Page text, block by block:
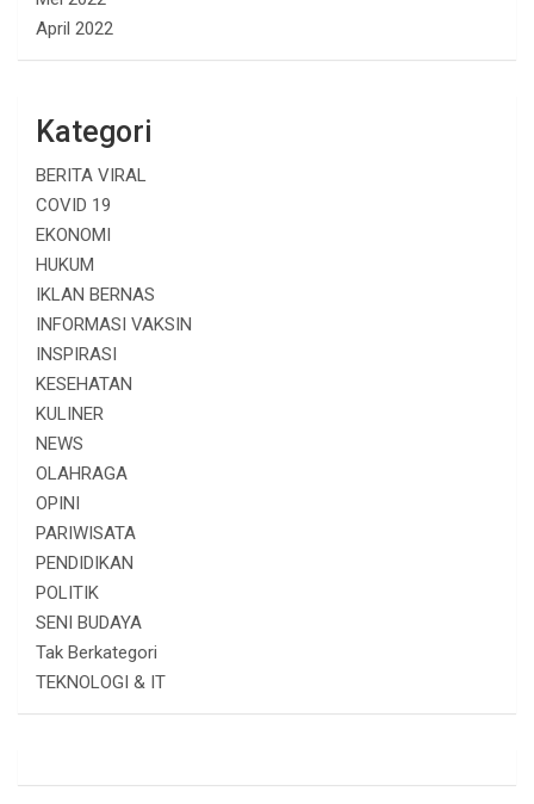
April 2022
Kategori
BERITA VIRAL
COVID 19
EKONOMI
HUKUM
IKLAN BERNAS
INFORMASI VAKSIN
INSPIRASI
KESEHATAN
KULINER
NEWS
OLAHRAGA
OPINI
PARIWISATA
PENDIDIKAN
POLITIK
SENI BUDAYA
Tak Berkategori
TEKNOLOGI & IT